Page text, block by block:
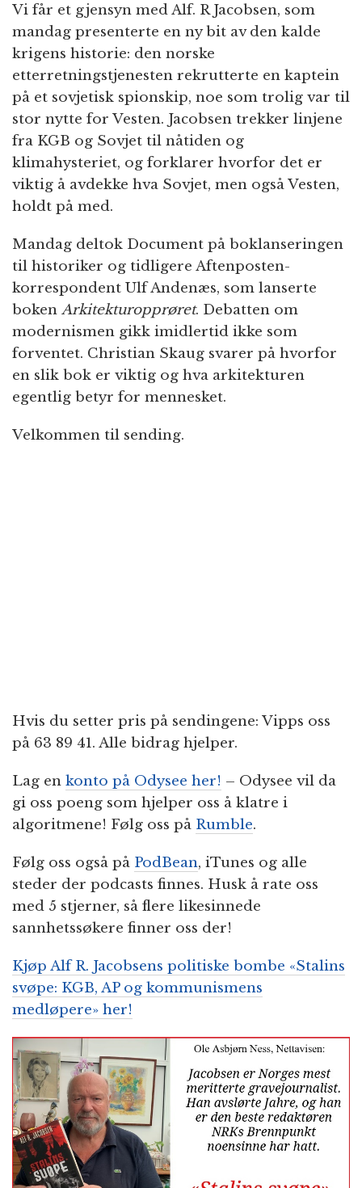
Vi får et gjensyn med Alf. R Jacobsen, som
mandag presenterte en ny bit av den kalde
krigens historie: den norske
etterretningstjenesten rekrutterte en kaptein
på et sovjetisk spionskip, noe som trolig var til
stor nytte for Vesten. Jacobsen trekker linjene
fra KGB og Sovjet til nåtiden og
klimahysteriet, og forklarer hvorfor det er
viktig å avdekke hva Sovjet, men også Vesten,
holdt på med.
Mandag deltok Document på boklanseringen
til historiker og tidligere Aftenposten-
korrespondent Ulf Andenæs, som lanserte
boken Arkitekturopprøret. Debatten om
modernismen gikk imidlertid ikke som
forventet. Christian Skaug svarer på hvorfor
en slik bok er viktig og hva arkitekturen
egentlig betyr for mennesket.
Velkommen til sending.
Hvis du setter pris på sendingene: Vipps oss
på 63 89 41. Alle bidrag hjelper.
Lag en konto på Odysee her! – Odysee vil da
gi oss poeng som hjelper oss å klatre i
algoritmene! Følg oss på Rumble.
Følg oss også på PodBean, iTunes og alle
steder der podcasts finnes. Husk å rate oss
med 5 stjerner, så flere likesinnede
sannhetssøkere finner oss der!
Kjøp Alf R. Jacobsens politiske bombe «Stalins
svøpe: KGB, AP og kommunismens
medløpere» her!